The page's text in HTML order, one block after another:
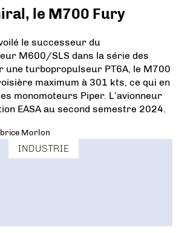
le M700 Fury
le successeur du
M600/SLS dans la série des
une turbopropulseur PT6A, le M700
maximum à 301 kts, ce qui en
monomoteurs Piper. L’avionneur
EASA au second semestre 2024.
Morlon
INDUSTRIE